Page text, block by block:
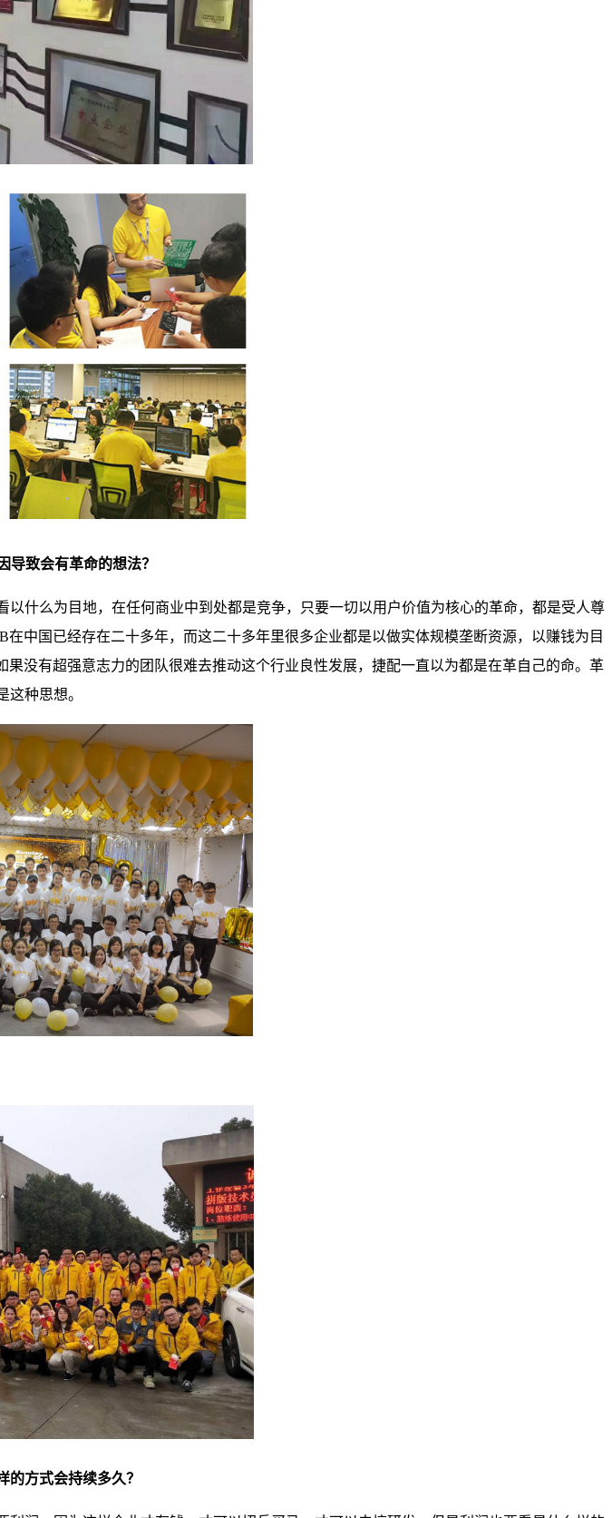
致会有革命的想法？
么为目地，在任何商业中到处都是竞争，只要一切以用户价值为核心的革命，都是受人尊
中国已经存在二十多年，而这二十多年里很多企业都是以做实体规模垄断资源，以赚钱为目
没有超强意志力的团队很难去推动这个行业良性发展，捷配一直以为都是在革自己的命。革
种思想。
方式会持续多久？